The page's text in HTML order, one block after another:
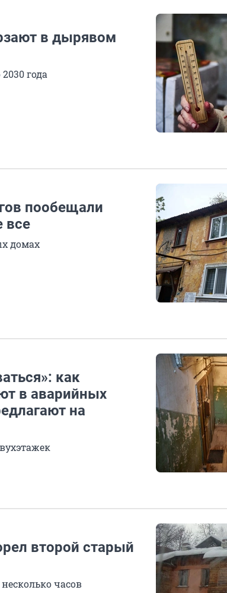
в дырявом
года
пообещали
все
домах
как
в аварийных
на
второй старый
часов